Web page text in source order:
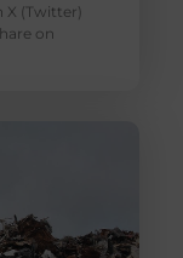
X (Twitter)
on